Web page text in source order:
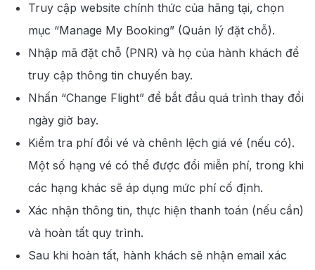
Truy cập website chính thức của hãng tại, chọn
mục “Manage My Booking” (Quản lý đặt chỗ).
Nhập mã đặt chỗ (PNR) và họ của hành khách để
truy cập thông tin chuyến bay.
Nhấn “Change Flight” để bắt đầu quá trình thay đổi
ngày giờ bay.
Kiểm tra phí đổi vé và chênh lệch giá vé (nếu có).
Một số hạng vé có thể được đổi miễn phí, trong khi
các hạng khác sẽ áp dụng mức phí cố định.
Xác nhận thông tin, thực hiện thanh toán (nếu cần)
và hoàn tất quy trình.
Sau khi hoàn tất, hành khách sẽ nhận email xác